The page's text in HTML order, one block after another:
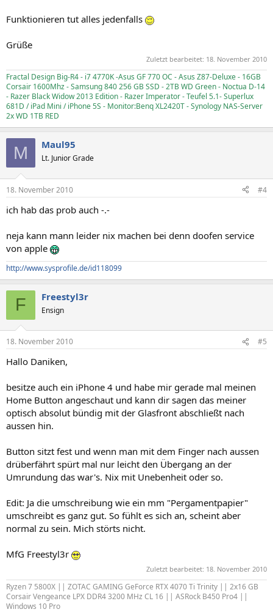
Funktionieren tut alles jedenfalls
Grüße
Zuletzt bearbeitet: 18. November 2010
Fractal Design Big-R4 - i7 4770K -Asus GF 770 OC - Asus Z87-Deluxe - 16GB
Corsair 1600Mhz - Samsung 840 256 GB SSD - 2TB WD Green - Noctua D-14
- Razer Black Widow 2013 Edition - Razer Imperator - Teufel 5.1- Superlux
681D / iPad Mini / iPhone 5S - Monitor:Benq XL2420T - Synology NAS-Server
2x WD 1TB RED
M Maul95
Lt. Junior Grade
18. November 2010 #4
ich hab das prob auch -.-
neja kann mann leider nix machen bei denn doofen service
von apple
http://www.sysprofile.de/id118099
F Freestyl3r
Ensign
18. November 2010 #5
Hallo Daniken,
besitze auch ein iPhone 4 und habe mir gerade mal meinen
Home Button angeschaut und kann dir sagen das meiner
optisch absolut bündig mit der Glasfront abschließt nach
aussen hin.
Button sitzt fest und wenn man mit dem Finger nach aussen
drüberfährt spürt mal nur leicht den Übergang an der
Umrundung das war's. Nix mit Unebenheit oder so.
Edit: Ja die umschreibung wie ein mm "Pergamentpapier"
umschreibt es ganz gut. So fühlt es sich an, scheint aber
normal zu sein. Mich störts nicht.
MfG Freestyl3r
Zuletzt bearbeitet: 18. November 2010
Ryzen 7 5800X || ZOTAC GAMING GeForce RTX 4070 Ti Trinity || 2x16 GB
Corsair Vengeance LPX DDR4 3200 MHz CL 16 || ASRock B450 Pro4 ||
Windows 10 Pro